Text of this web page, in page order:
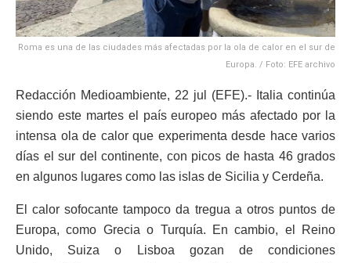
Roma es una de las ciudades más afectadas por la ola de calor en el sur de
Europa. / Foto: EFE archivo
Redacción Medioambiente, 22 jul (EFE).- Italia continúa
siendo este martes el país europeo más afectado por la
intensa ola de calor que experimenta desde hace varios
días el sur del continente, con picos de hasta 46 grados
en algunos lugares como las islas de Sicilia y Cerdeña.
El calor sofocante tampoco da tregua a otros puntos de
Europa, como Grecia o Turquía. En cambio, el Reino
Unido, Suiza o Lisboa gozan de condiciones